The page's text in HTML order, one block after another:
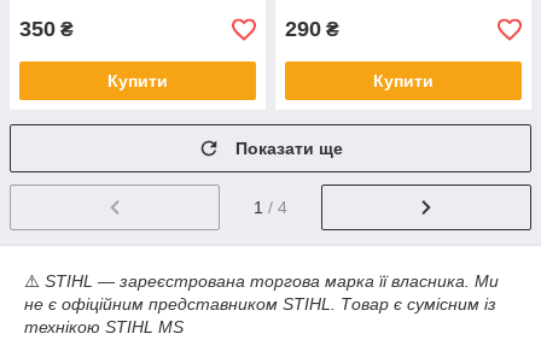
350 ₴
Купити
290 ₴
Купити
Показати ще
1 / 4
⚠️ STIHL — зареєстрована торгова марка її власника. Ми
не є офіційним представником STIHL. Товар є сумісним із
технікою STIHL MS